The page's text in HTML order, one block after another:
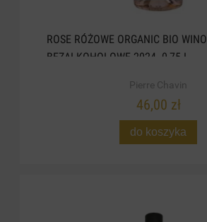
ROSE RÓŻOWE ORGANIC BIO WINO
BEZALKOHOLOWE 2024. 0,75 L
Pierre Chavin
46,00 zł
do koszyka